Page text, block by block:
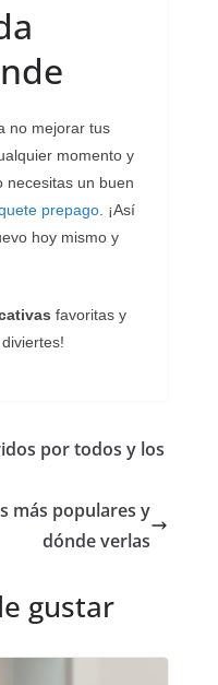
no mejorar tus
momento y
necesitas un buen
prepago . ¡Así
hoy mismo y
favoritas y
por todos y los
más populares y
dónde verlas
gustar